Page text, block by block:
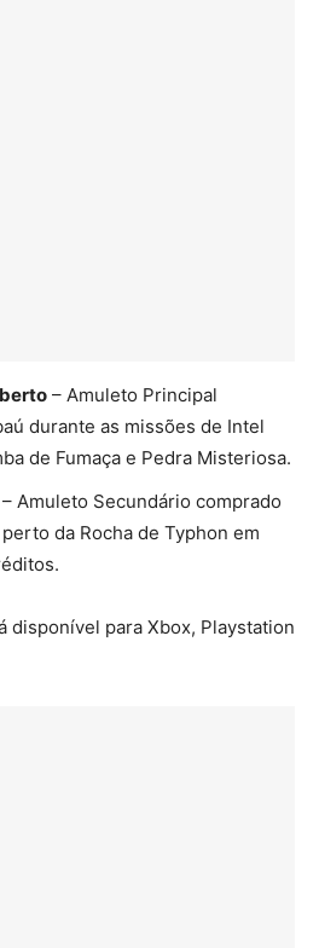
– Amuleto Principal
durante as missões de Intel
de Fumaça e Pedra Misteriosa.
– Amuleto Secundário comprado
da Rocha de Typhon em
disponível para Xbox, Playstation